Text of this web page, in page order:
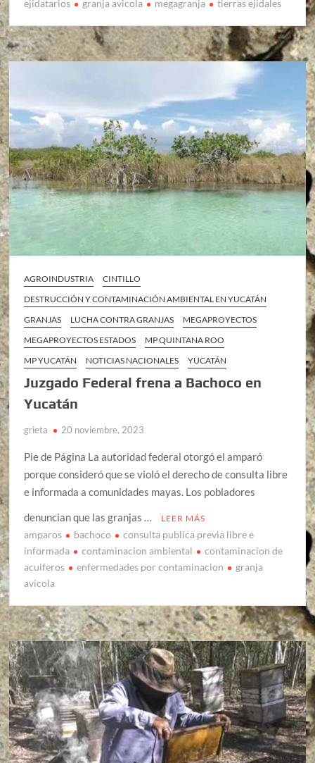
ejidatarios granja avicola megagranja tierras ejidales
AGROINDUSTRIA
CINTILLO
DESTRUCCIÓN Y CONTAMINACIÓN AMBIENTAL EN YUCATÁN
GRANJAS
LUCHA CONTRA GRANJAS
MEGAPROYECTOS
MEGAPROYECTOS ESTADOS
MP QUINTANA ROO
MP YUCATÁN
NOTICIAS NACIONALES YUCATÁN
Juzgado Federal frena a Bachoco en
Yucatán
grieta 20 noviembre, 2023
Pie de Página La autoridad federal otorgó el amparó
porque consideró que se violó el derecho de consulta libre
e informada a comunidades mayas. Los pobladores
denuncian que las granjas …
LEER MÁS
amparos bachoco
consulta publica previa libre e
informada
contaminacion ambiental
contaminacion de
acuiferos
enfermedades por contaminacion
granja
avicola